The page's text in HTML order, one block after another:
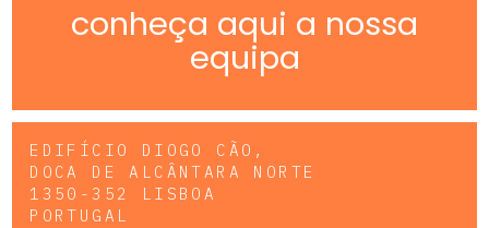
conheça aqui a nossa
equipa
EDIFÍCIO DIOGO CÃO,
DOCA DE ALCÂNTARA NORTE
1350-352 LISBOA
PORTUGAL